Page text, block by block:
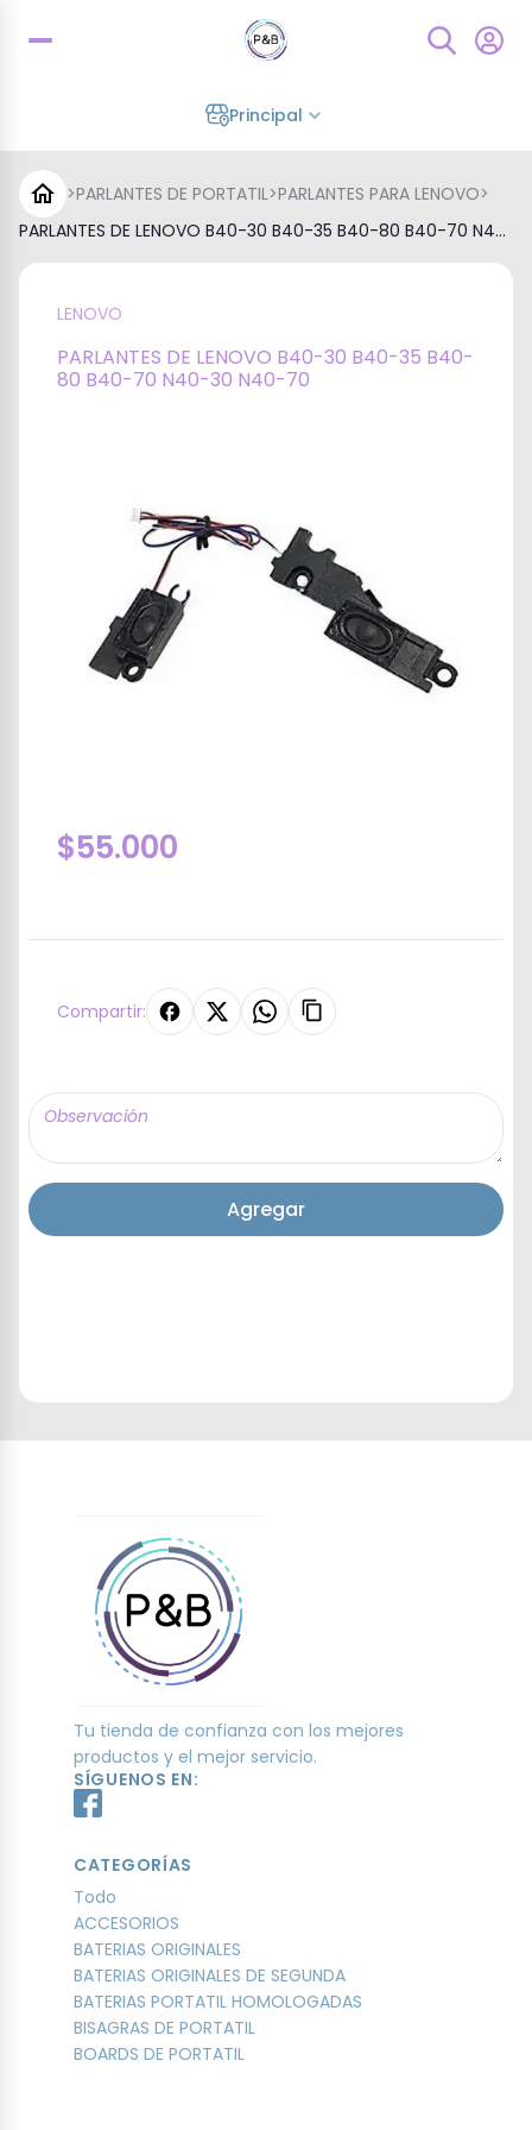
Principal
>PARLANTES DE PORTATIL>PARLANTES PARA LENOVO>
PARLANTES DE LENOVO B40-30 B40-35 B40-80 B40-70 N4...
LENOVO
PARLANTES DE LENOVO B40-30 B40-35 B40-
80 B40-70 N40-30 N40-70
$55.000
Compartir:
Agregar
Tu tienda de confianza con los mejores
productos y el mejor servicio.
SÍGUENOS EN:
CATEGORÍAS
Todo
ACCESORIOS
BATERIAS ORIGINALES
BATERIAS ORIGINALES DE SEGUNDA
BATERIAS PORTATIL HOMOLOGADAS
BISAGRAS DE PORTATIL
BOARDS DE PORTATIL